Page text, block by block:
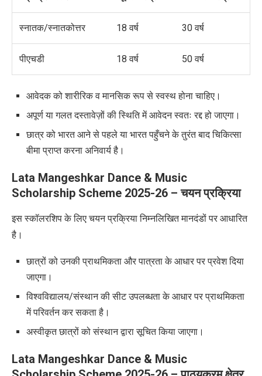
स्नातक/स्नातकोत्तर 18 वर्ष 30 वर्ष
पीएचडी 18 वर्ष 50 वर्ष
आवेदक को शारीरिक व मानसिक रूप से स्वस्थ होना चाहिए।
अपूर्ण या गलत दस्तावेज़ों की स्थिति में आवेदन स्वतः रद्द हो जाएगा।
छात्र को भारत आने से पहले या भारत पहुँचने के तुरंत बाद चिकित्सा
बीमा प्राप्त करना अनिवार्य है।
Lata Mangeshkar Dance & Music
Scholarship Scheme 2025-26 – चयन प्रक्रिया
इस स्कॉलरशिप के लिए चयन प्रक्रिया निम्नलिखित मानदंडों पर आधारित
है।
छात्रों को उनकी प्राथमिकता और पात्रता के आधार पर प्रवेश दिया
जाएगा।
विश्वविद्यालय/संस्थान की सीट उपलब्धता के आधार पर प्राथमिकता
में परिवर्तनकर सकता है।
अस्वीकृत छात्रों को संस्थान द्वारा सूचित किया जाएगा।
Lata Mangeshkar Dance & Music